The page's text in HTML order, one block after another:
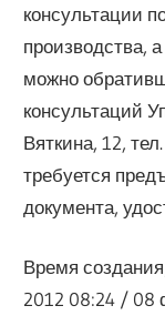
консультации
производства,
можно
консультаций
Вяткина, 12,
требуется
документа,
Время
2012 08:24 / 08